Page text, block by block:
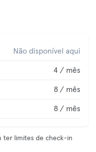
Não disponível aqui
4 / mês
8 / mês
8 / mês
ter limites de check-in